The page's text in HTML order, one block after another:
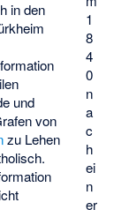
1
8
4
0
n
a
c
h
ei
n
er
in den
und
von
zu Lehen